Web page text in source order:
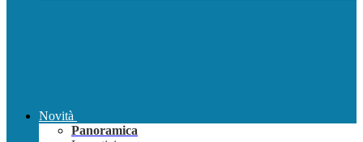
Novità
Panoramica